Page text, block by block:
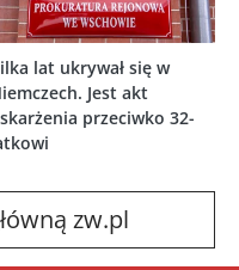
lat ukrywał się w
Jest akt
przeciwko 32-
zw.pl